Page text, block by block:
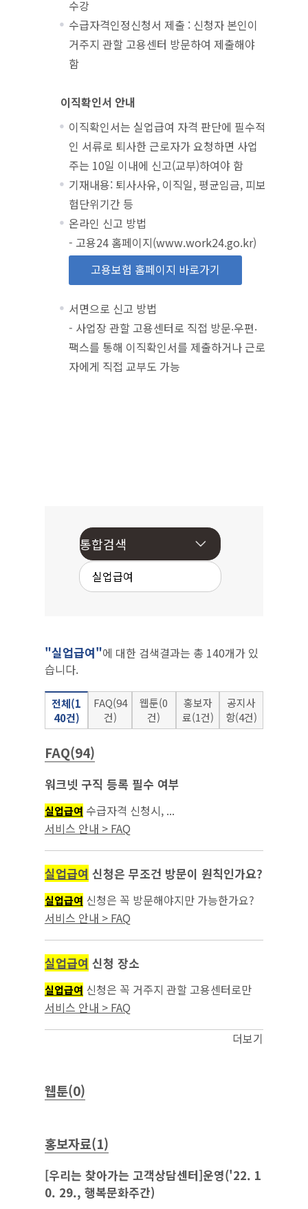
수강
수급자격인정신청서 제출 : 신청자 본인이
거주지 관할 고용센터 방문하여 제출해야
함
이직확인서 안내
이직확인서는 실업급여 자격 판단에 필수적
인 서류로 퇴사한 근로자가 요청하면 사업
주는 10일 이내에 신고(교부)하여야 함
기재내용: 퇴사사유, 이직일, 평균임금, 피보
험단위기간 등
온라인 신고 방법
- 고용24 홈페이지(www.work24.go.kr)
고용보험 홈페이지 바로가기
서면으로 신고 방법
- 사업장 관할 고용센터로 직접 방문‧우편‧
팩스를 통해 이직확인서를 제출하거나 근로
자에게 직접 교부도 가능
"실업급여"에 대한 검색결과는 총 140개가 있
습니다.
전체(1
40건)
FAQ(94
건)
웹툰(0
건)
홍보자
료(1건)
공지사
항(4건)
FAQ(94)
워크넷 구직 등록 필수 여부
실업급여 수급자격 신청시, ...
서비스 안내 > FAQ
실업급여 신청은 무조건 방문이 원칙인가요?
실업급여 신청은 꼭 방문해야지만 가능한가요?
인터넷으로 하는 것은 안되나요?...
서비스 안내 > FAQ
실업급여 신청 장소
실업급여 신청은 꼭 거주지 관할 고용센터로만
가야 하나요?...
서비스 안내 > FAQ
더보기
웹툰(0)
홍보자료(1)
[우리는 찾아가는 고객상담센터]운영('22. 1
0. 29., 행복문화주간)